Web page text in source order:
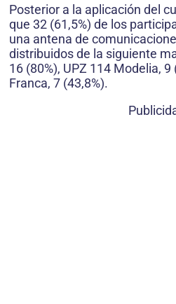
Posterior a la aplicación del
que 32 (61,5%) de los
una antena de
distribuidos de la siguiente
16 (80%), UPZ 114 Modelia, 9
Franca, 7 (43,8%).